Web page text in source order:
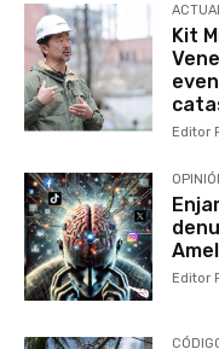
Kit
Editor
Editor